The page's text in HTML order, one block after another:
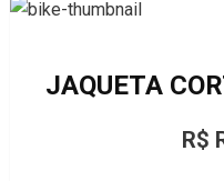
JAQUETA
R$